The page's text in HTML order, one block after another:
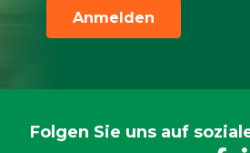
Anmelden
Folgen Sie uns auf